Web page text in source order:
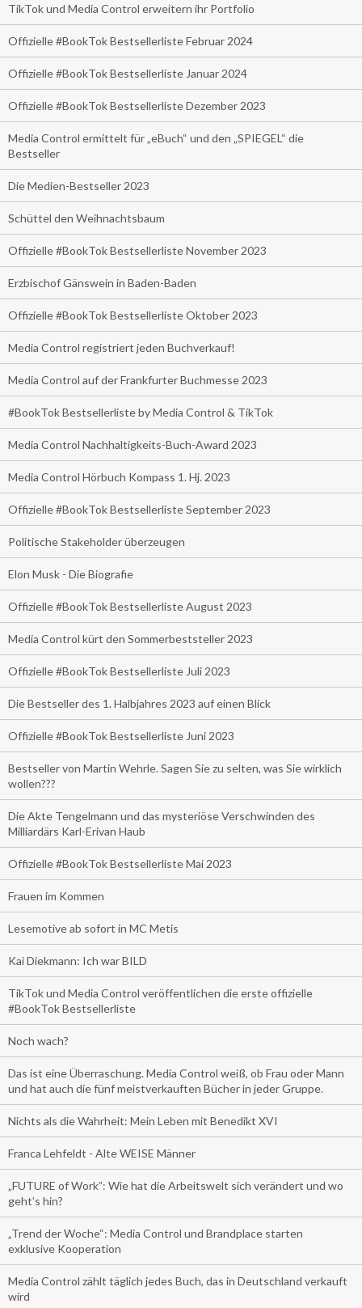
TikTok und Media Control erweitern ihr Portfolio
Offizielle #BookTok Bestsellerliste Februar 2024
Offizielle #BookTok Bestsellerliste Januar 2024
Offizielle #BookTok Bestsellerliste Dezember 2023
Media Control ermittelt für „eBuch“ und den „SPIEGEL“ die
Bestseller
Die Medien-Bestseller 2023
Schüttel den Weihnachtsbaum
Offizielle #BookTok Bestsellerliste November 2023
Erzbischof Gänswein in Baden-Baden
Offizielle #BookTok Bestsellerliste Oktober 2023
Media Control registriert jeden Buchverkauf!
Media Control auf der Frankfurter Buchmesse 2023
#BookTok Bestsellerliste by Media Control & TikTok
Media Control Nachhaltigkeits-Buch-Award 2023
Media Control Hörbuch Kompass 1. Hj. 2023
Offizielle #BookTok Bestsellerliste September 2023
Politische Stakeholder überzeugen
Elon Musk - Die Biografie
Offizielle #BookTok Bestsellerliste August 2023
Media Control kürt den Sommerbeststeller 2023
Offizielle #BookTok Bestsellerliste Juli 2023
Die Bestseller des 1. Halbjahres 2023 auf einen Blick
Offizielle #BookTok Bestsellerliste Juni 2023
Bestseller von Martin Wehrle. Sagen Sie zu selten, was Sie wirklich
wollen???
Die Akte Tengelmann und das mysteriöse Verschwinden des
Milliardärs Karl-Erivan Haub
Offizielle #BookTok Bestsellerliste Mai 2023
Frauen im Kommen
Lesemotive ab sofort in MC Metis
Kai Diekmann: Ich war BILD
TikTok und Media Control veröffentlichen die erste offizielle
#BookTok Bestsellerliste
Noch wach?
Das ist eine Überraschung. Media Control weiß, ob Frau oder Mann
und hat auch die fünf meistverkauften Bücher in jeder Gruppe.
Nichts als die Wahrheit: Mein Leben mit Benedikt XVI
Franca Lehfeldt - Alte WEISE Männer
„FUTURE of Work”: Wie hat die Arbeitswelt sich verändert und wo
geht’s hin?
„Trend der Woche“: Media Control und Brandplace starten
exklusive Kooperation
Media Control zählt täglich jedes Buch, das in Deutschland verkauft
wird